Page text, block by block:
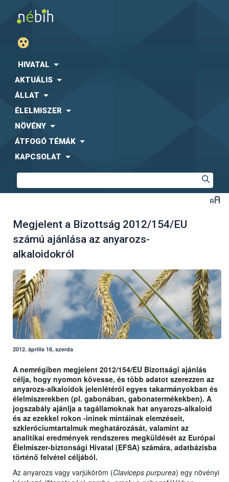
HIVATAL
AKTUÁLIS
ÁLLAT
ÉLELMISZER
NÖVÉNY
ÁTFOGÓ TÉMÁK
KAPCSOLAT
Megjelent a Bizottság 2012/154/EU
számú ajánlása az anyarozs-
alkaloidokról
2012. április 18, szerda
A nemrégiben megjelent 2012/154/EU Bizottsági ajánlás
célja, hogy nyomon kövesse, és több adatot szerezzen az
anyarozs-alkaloidok jelenlétéről egyes takarmányokban és
élelmiszerekben (pl. gabonában, gabonatermékekben). A
jogszabály ajánlja a tagállamoknak hat anyarozs-alkaloid
és az ezekkel rokon -ininek mintáinak elemzéseit,
szkleróciumtartalmuk meghatározását, valamint az
analitikai eredmények rendszeres megküldését az Európai
Élelmiszer-biztonsági Hivatal (EFSA) számára, adatbázisba
történő felvétel céljából.
Az anyarozs vagy varjúköröm (Claviceps purpurea) egy növényi